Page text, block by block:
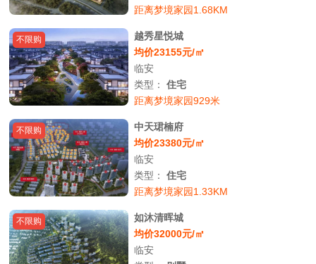
距离梦境家园1.68KM
不限购
越秀星悦城
均价23155元/㎡
临安
类型：住宅
距离梦境家园929米
不限购
中天珺楠府
均价23380元/㎡
临安
类型：住宅
距离梦境家园1.33KM
不限购
如沐清晖城
均价32000元/㎡
临安